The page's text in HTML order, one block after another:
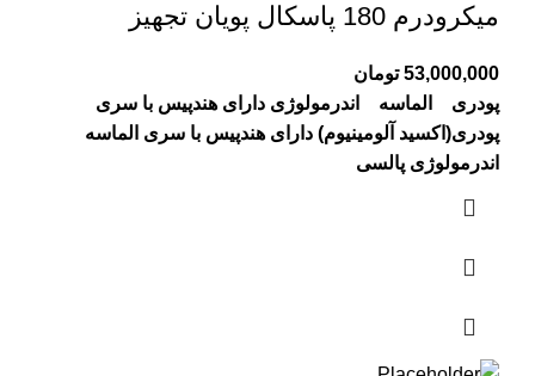
میکرودرم 180 پاسکال پویان تجهیز
53,000,000 تومان
پودری الماسه اندرمولوژی دارای هندپیس با سری
پودری(اکسید آلومینیوم) دارای هندپیس با سری الماسه
اندرمولوژی پالسی